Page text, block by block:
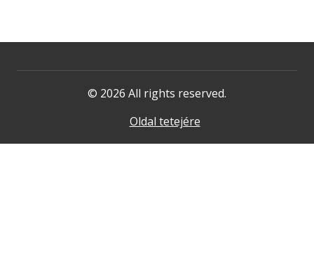
© 2026 All rights reserved.
Oldal tetejére